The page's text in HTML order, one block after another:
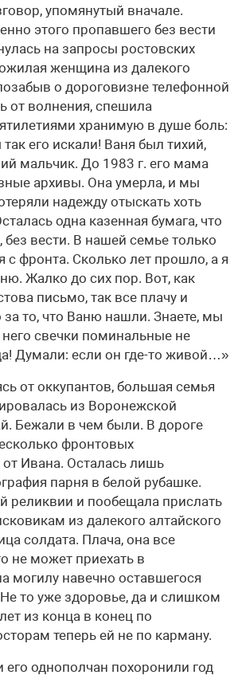
упомянутый вначале.
этого пропавшего без вести
на запросы ростовских
женщина из далекого
о дороговизне телефонной
от волнения, спешила
хранимую в душе боль:
его искали! Ваня был тихий,
мальчик. До 1983 г. его мама
архивы. Она умерла, и мы
надежду отыскать хоть
одна казенная бумага, что
без вести. В нашей семье только
с фронта. Сколько лет прошло, а я
Жалко до сих пор. Вот, как
письмо, так все плачу и
то, что Ваню нашли. Знаете, мы
него свечки поминальные не
Думали: если он где-то живой…»
от оккупантов, большая семья
из Воронежской
Бежали в чем были. В дороге
фронтовых
от Ивана. Осталась лишь
парня в белой рубашке.
реликвии и пообещала прислать
из далекого алтайского
солдата. Плача, она все
не может приехать в
могилу навечно оставшегося
то уже здоровье, да и слишком
из конца в конец по
теперь ей не по карману.
его однополчан похоронили год